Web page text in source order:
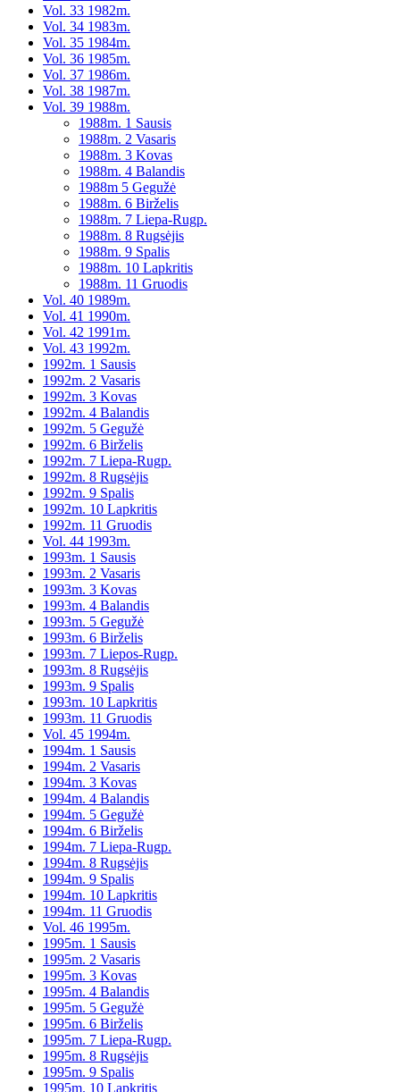
Vol. 33 1982m.
Vol. 34 1983m.
Vol. 35 1984m.
Vol. 36 1985m.
Vol. 37 1986m.
Vol. 38 1987m.
Vol. 39 1988m.
1988m. 1 Sausis
1988m. 2 Vasaris
1988m. 3 Kovas
1988m. 4 Balandis
1988m 5 Gegužė
1988m. 6 Birželis
1988m. 7 Liepa-Rugp.
1988m. 8 Rugsėjis
1988m. 9 Spalis
1988m. 10 Lapkritis
1988m. 11 Gruodis
Vol. 40 1989m.
Vol. 41 1990m.
Vol. 42 1991m.
Vol. 43 1992m.
1992m. 1 Sausis
1992m. 2 Vasaris
1992m. 3 Kovas
1992m. 4 Balandis
1992m. 5 Gegužė
1992m. 6 Birželis
1992m. 7 Liepa-Rugp.
1992m. 8 Rugsėjis
1992m. 9 Spalis
1992m. 10 Lapkritis
1992m. 11 Gruodis
Vol. 44 1993m.
1993m. 1 Sausis
1993m. 2 Vasaris
1993m. 3 Kovas
1993m. 4 Balandis
1993m. 5 Gegužė
1993m. 6 Birželis
1993m. 7 Liepos-Rugp.
1993m. 8 Rugsėjis
1993m. 9 Spalis
1993m. 10 Lapkritis
1993m. 11 Gruodis
Vol. 45 1994m.
1994m. 1 Sausis
1994m. 2 Vasaris
1994m. 3 Kovas
1994m. 4 Balandis
1994m. 5 Gegužė
1994m. 6 Birželis
1994m. 7 Liepa-Rugp.
1994m. 8 Rugsėjis
1994m. 9 Spalis
1994m. 10 Lapkritis
1994m. 11 Gruodis
Vol. 46 1995m.
1995m. 1 Sausis
1995m. 2 Vasaris
1995m. 3 Kovas
1995m. 4 Balandis
1995m. 5 Gegužė
1995m. 6 Birželis
1995m. 7 Liepa-Rugp.
1995m. 8 Rugsėjis
1995m. 9 Spalis
1995m. 10 Lapkritis